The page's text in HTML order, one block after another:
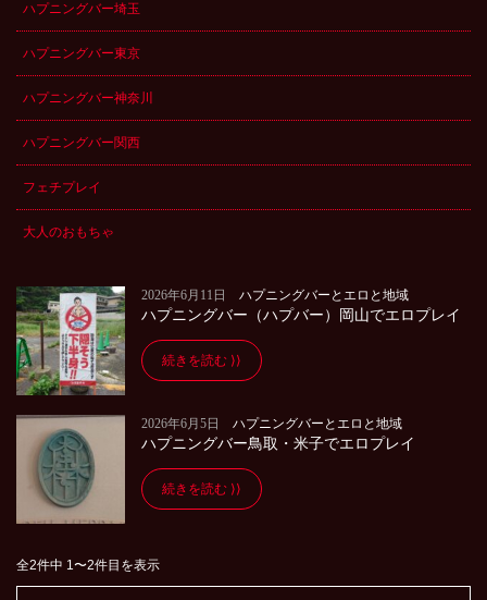
ハプニングバー埼玉
ハプニングバー東京
ハプニングバー神奈川
ハプニングバー関西
フェチプレイ
大人のおもちゃ
2026年6月11日 ハプニングバーとエロと地域
ハプニングバー（ハプバー）岡山でエロプレイ
続きを読む
2026年6月5日 ハプニングバーとエロと地域
ハプニングバー鳥取・米子でエロプレイ
続きを読む
全2件中 1〜2件目を表示